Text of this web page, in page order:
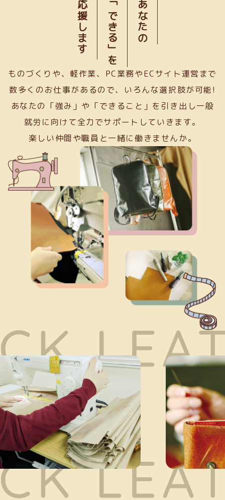
あなたの
「できる」を
応援します
ものづくりや、軽作業、PC業務やECサイト運営まで
数多くのお仕事があるので、いろんな選択肢が可能!
あなたの「強み」や「できること」を引き出し一般
就労に向けて全力でサポートしていきます。
楽しい仲間や職員と一緒に働きませんか。